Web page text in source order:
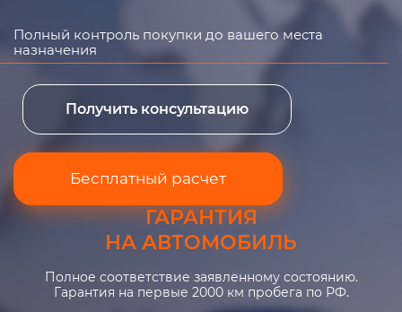
Полный контроль покупки до вашего места
назначения
Получить консультацию
Бесплатный расчет
ГАРАНТИЯ
НА АВТОМОБИЛЬ
Полное соответствие заявленному состоянию.
Гарантия на первые 2000 км пробега по РФ.